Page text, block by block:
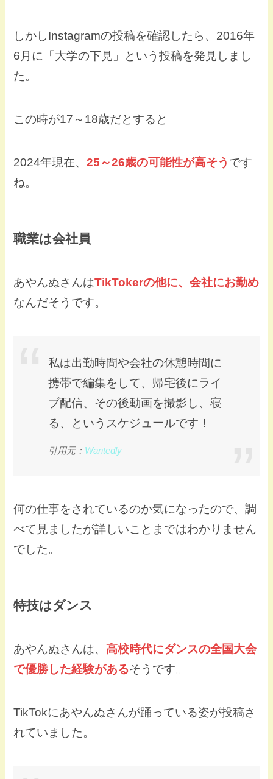
しかしInstagramの投稿を確認したら、2016年
6月に「大学の下見」という投稿を発見しまし
た。
この時が17～18歳だとすると
2024年現在、25～26歳の可能性が高そう です
ね。
職業は会社員
あやんぬさんはTikTokerの他に、会社にお勤め
なんだそうです。
私は出勤時間や会社の休憩時間に
携帯で編集をして、帰宅後にライ
ブ配信、その後動画を撮影し、寝
る、というスケジュールです！
引用元： Wantedly
何の仕事をされているのか気になったので、調
べて見ましたが詳しいことまではわかりません
でした。
特技はダンス
あやんぬさんは、高校時代にダンスの全国大会
で優勝した経験があるそうです。
TikTokにあやんぬさんが踊っている姿が投稿さ
れていました。